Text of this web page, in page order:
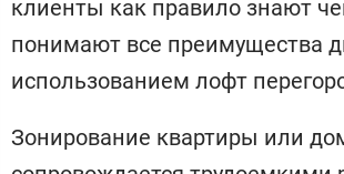
клиенты как правило знают
понимают все преимущества
использованием лофт
Зонирование квартиры или